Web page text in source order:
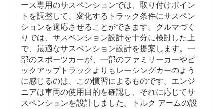
ース専用のサスペンションでは、取り付けポイン
トを調整して、変化するトラック条件にサスペン
ションを適応させることができます。クルマづく
りでは、サスペンション設計を十分に検討した上
で、最適なサスペンション設計を提案します。一
部のスポーツカーが、一部のファミリーカーやピ
ックアップトラックよりもレーシングカーのよう
に感じるのは、この慣習によるものです。エンジ
ニアは車両の使用目的を確認し、それに応じてサ
スペンションを設計しました。トルク アームの設